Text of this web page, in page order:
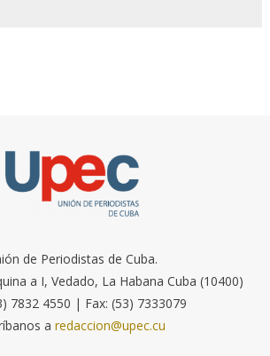
de Periodistas de Cuba.
a I, Vedado, La Habana Cuba (10400)
7832 4550 | Fax: (53) 7333079
a redaccion@upec.cu